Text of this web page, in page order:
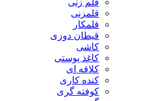
قلم زنی
قلمزنی
قلمکار
قیطان دوزی
کاشی
کاغذ پوستی
کلاقه ای
کنده کاری
کوفته گری